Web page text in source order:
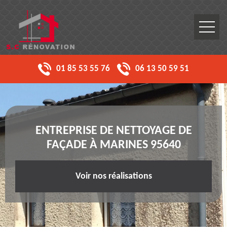
01 85 53 55 76 06 13 50 59 51
ENTREPRISE DE NETTOYAGE DE
FAÇADE À MARINES 95640
Voir nos réalisations